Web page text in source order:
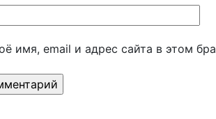
имя, email и адрес сайта в этом